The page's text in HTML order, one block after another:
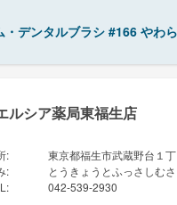
・デンタルブラシ #166 やわ
ルシア薬局東福生店
:
東京都福生市武蔵野台１
:
とうきょうとふっさしむ
: 042-539-2930